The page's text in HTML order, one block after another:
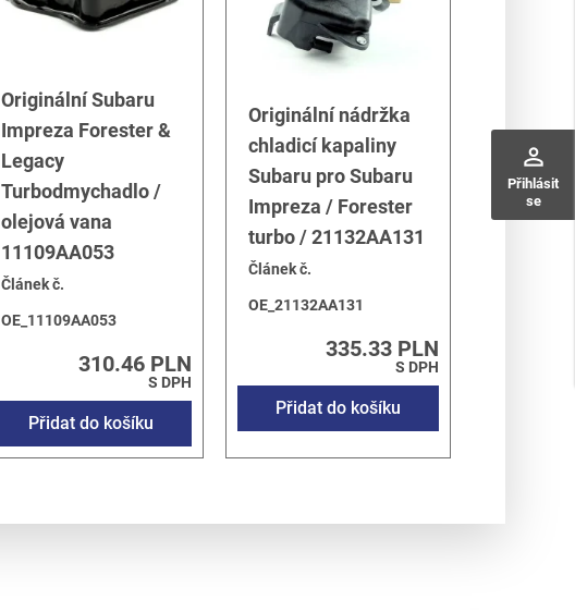
perm_identity
Přihlásit
se
Originální Subaru
Impreza Forester &
Legacy
Turbodmychadlo /
olejová vana
11109AA053
Článek č.
OE_11109AA053
310.46 PLN
S DPH
Přidat do košíku
Originální nádržka
chladicí kapaliny
Subaru pro Subaru
Impreza / Forester
turbo / 21132AA131
Článek č.
OE_21132AA131
335.33 PLN
S DPH
Přidat do košíku